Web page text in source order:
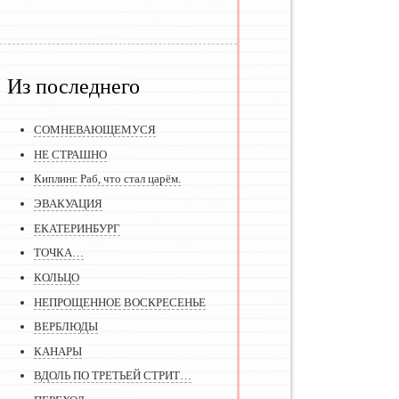
Из последнего
СОМНЕВАЮЩЕМУСЯ
НЕ СТРАШНО
Киплинг. Раб, что стал царём.
ЭВАКУАЦИЯ
ЕКАТЕРИНБУРГ
ТОЧКА…
КОЛЬЦО
НЕПРОЩЕННОЕ ВОСКРЕСЕНЬЕ
ВЕРБЛЮДЫ
КАНАРЫ
ВДОЛЬ ПО ТРЕТЬЕЙ СТРИТ…